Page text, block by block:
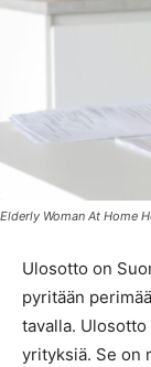
Elderly Woman At Home
Ulosotto on
pyritään
tavalla.
yrityksiä. Se on